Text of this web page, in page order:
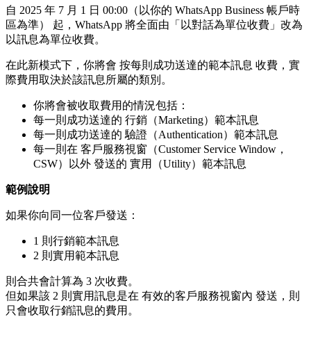
自 2025 年 7 月 1 日 00:00（以你的 WhatsApp Business 帳戶時
區為準） 起，WhatsApp 將全面由「以對話為單位收費」改為
以訊息為單位收費。
在此新模式下，你將會 按每則成功送達的範本訊息 收費，實
際費用取決於該訊息所屬的類別。
你將會被收取費用的情況包括：
每一則成功送達的 行銷（Marketing）範本訊息
每一則成功送達的 驗證（Authentication）範本訊息
每一則在 客戶服務視窗（Customer Service Window，
CSW）以外 發送的 實用（Utility）範本訊息
範例說明
如果你向同一位客戶發送：
1 則行銷範本訊息
2 則實用範本訊息
則合共會計算為 3 次收費。
但如果該 2 則實用訊息是在 有效的客戶服務視窗內 發送，則
只會收取行銷訊息的費用。